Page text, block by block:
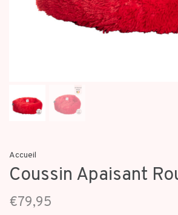
Accueil
Coussin Apaisant
€79,95